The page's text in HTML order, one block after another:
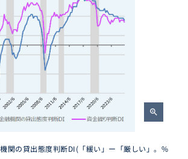
zoom_in
関の貸出態度判断DI(「緩い」ー「厳しい」。%